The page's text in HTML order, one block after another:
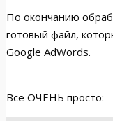
По окончанию
готовый файл,
Google AdWords.
Все ОЧЕНЬ просто: